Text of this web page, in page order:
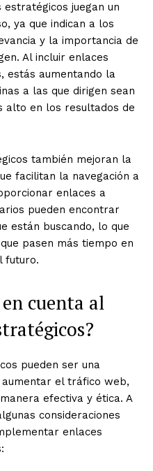
juegan un
ya que indican a los
y la importancia de
Al incluir enlaces
estás aumentando la
a las que dirigen sean
alto en los resultados de
también mejoran la
facilitan la navegación a
enlaces a
pueden encontrar
están buscando, lo que
pasen más tiempo en
futuro.
cuenta al
pueden ser una
el tráfico web,
efectiva y ética. A
consideraciones
enlaces